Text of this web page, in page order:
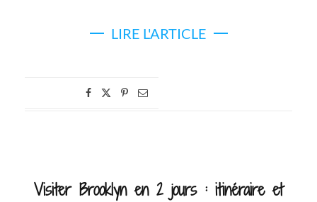
LIRE L'ARTICLE
Visiter Brooklyn en 2 jours : itinéraire et